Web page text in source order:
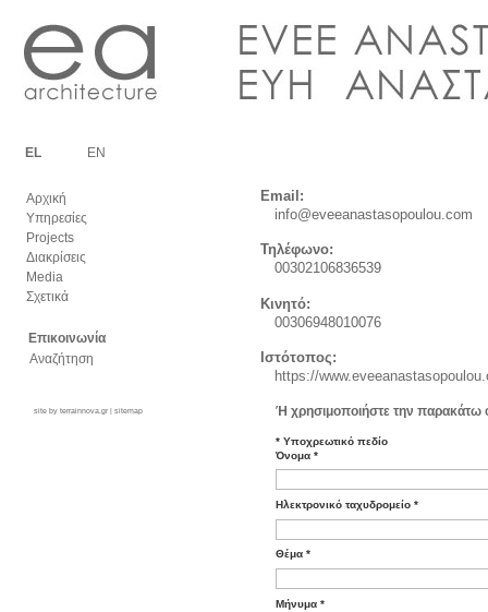
EL EN
Αρχική
Υπηρεσίες
Projects
Διακρίσεις
Media
Σχετικά
Επικοινωνία
Αναζήτηση
site by terrainnova.gr sitemap
Email:
info@eveeanastasopoulou.com
Τηλέφωνο:
00302106836539
Κινητό:
00306948010076
Ιστότοπος:
https://
Ή χρησιμοποιήστε την παρακάτω
* Υποχρεωτικό πεδίο
Όνομα *
Ηλεκτρονικό ταχυδρομείο *
Θέμα *
Μήνυμα *